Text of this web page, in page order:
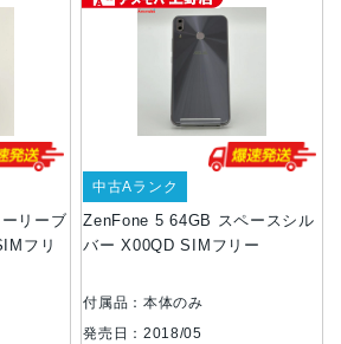
リーブ
フリ
ZenFone 5 64GB スペースシル
バー X00QD SIMフリー
中古Aランク
付属品：本体のみ
発売日：2018/05